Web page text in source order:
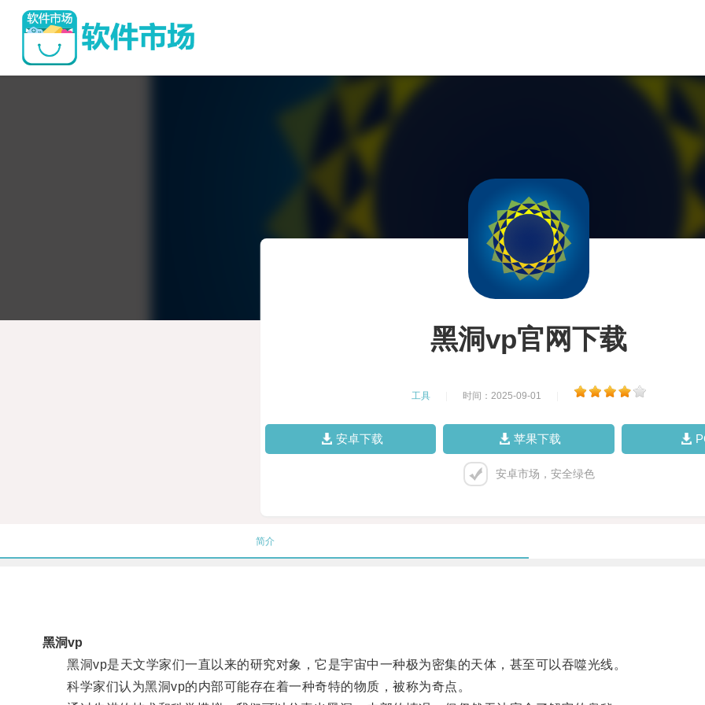
黑洞vp官网下载
工具 时间：2025-09-01
安卓下载 苹果下载
安卓市场，安全绿色
简介
黑洞vp
黑洞vp是天文学家们一直以来的研究对象，它是宇宙中一种极为密集的天体，甚至可以吞噬光线。
科学家们认为黑洞vp的内部可能存在着一种奇特的物质，被称为奇点。